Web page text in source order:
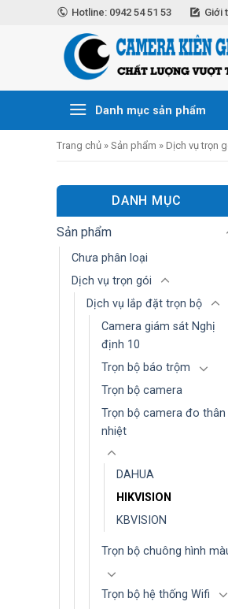
Hotline: 0942 54 51 53 Giới
Danh mục sản phẩm
Trang chủ » Sản phẩm » Dịch vụ trọn
DANH MỤC
Sản phẩm
Chưa phân loại
Dịch vụ trọn gói
Dịch vụ lắp đặt trọn bộ
Camera giám sát Nghị
định 10
Trọn bộ báo trộm
Trọn bộ camera
Trọn bộ camera đo thân
nhiệt
DAHUA
HIKVISION
KBVISION
Trọn bộ chuông hình
Trọn bộ hệ thống Wifi